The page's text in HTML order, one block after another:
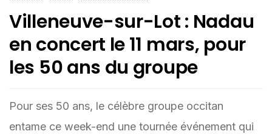
Villeneuve-sur-Lot : Nadau
en concert le 11 mars, pour
les 50 ans du groupe
Pour ses 50 ans, le célèbre groupe occitan
entame ce week-end une tournée événement qui